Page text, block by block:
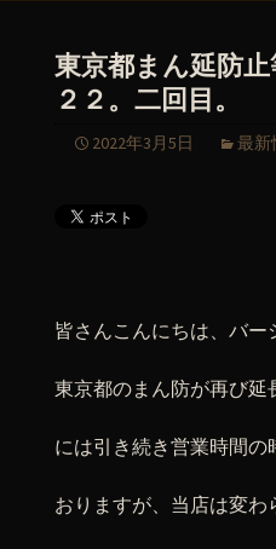
東京都まん延防
２２。二回目。
2022年3月5日 最新
皆さんこんにちは、バー
東京都のまん防が再び
には引き続き営業時間の
おりますが、当店は変わ